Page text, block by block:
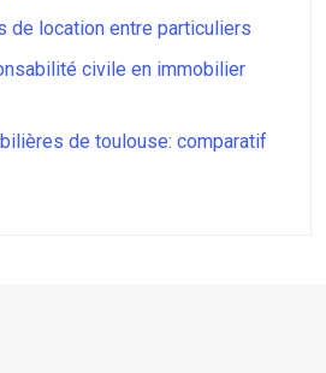
de location entre particuliers
civile en immobilier
de toulouse: comparatif